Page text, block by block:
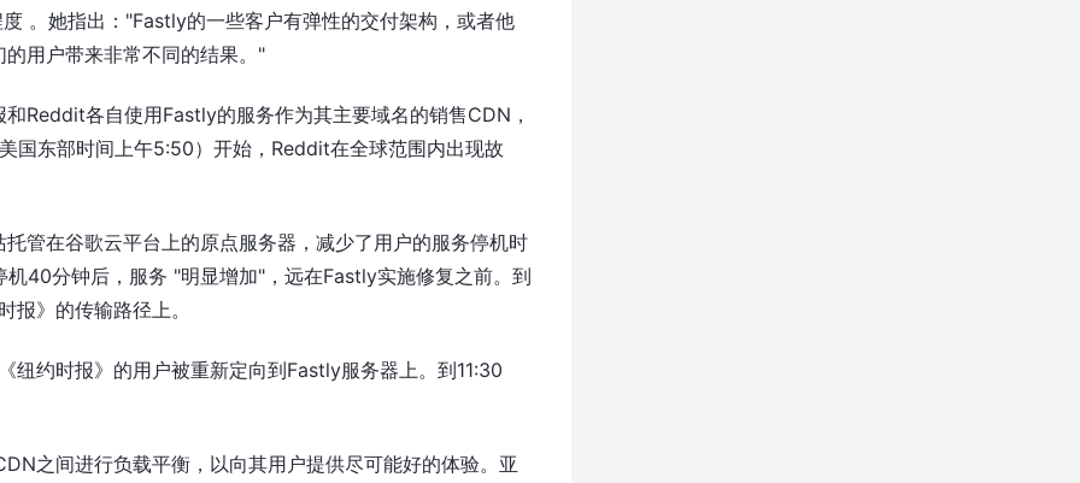
。她指出："Fastly的一些客户有弹性的交付架构，或者他
用户带来非常不同的结果。"
Reddit各自使用Fastly的服务作为其主要域名的销售CDN，
国东部时间上午5:50）开始，Reddit在全球范围内出现故
管在谷歌云平台上的原点服务器，减少了用户的服务停机时
40分钟后，服务 "明显增加"，远在Fastly实施修复之前。到
》的传输路径上。
纽约时报》的用户被重新定向到Fastly服务器上。到11:30
之间进行负载平衡，以向其用户提供尽可能好的体验。亚